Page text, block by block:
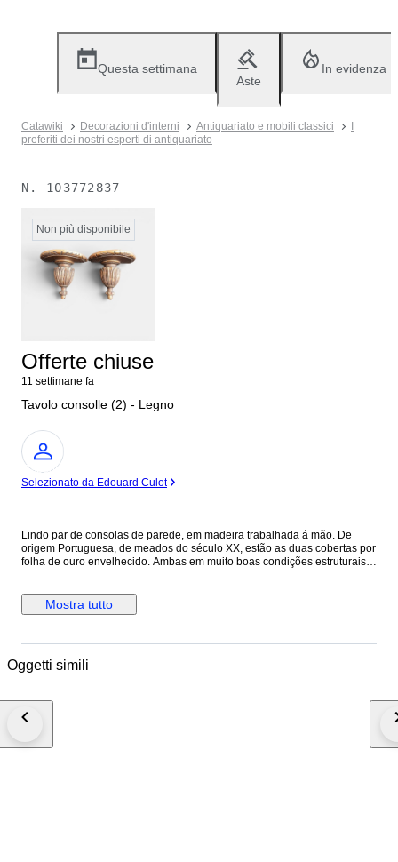
Questa settimana
Aste
In evidenza
Catawiki Decorazioni d'interni Antiquariato e mobili classici
preferiti dei nostri esperti di antiquariato
N. 103772837
Non più disponibile
Offerte chiuse
11 settimane fa
Tavolo consolle (2) - Legno
Esperto
Selezionato da Edouard Culot
Lindo par de consolas de parede, em madeira trabalhada á mão. De
origem Portuguesa, de meados do século XX, estão as duas cobertas por
folha de ouro envelhecido. Ambas em muito boas condições estruturais,
Mostra tutto
Oggetti simili